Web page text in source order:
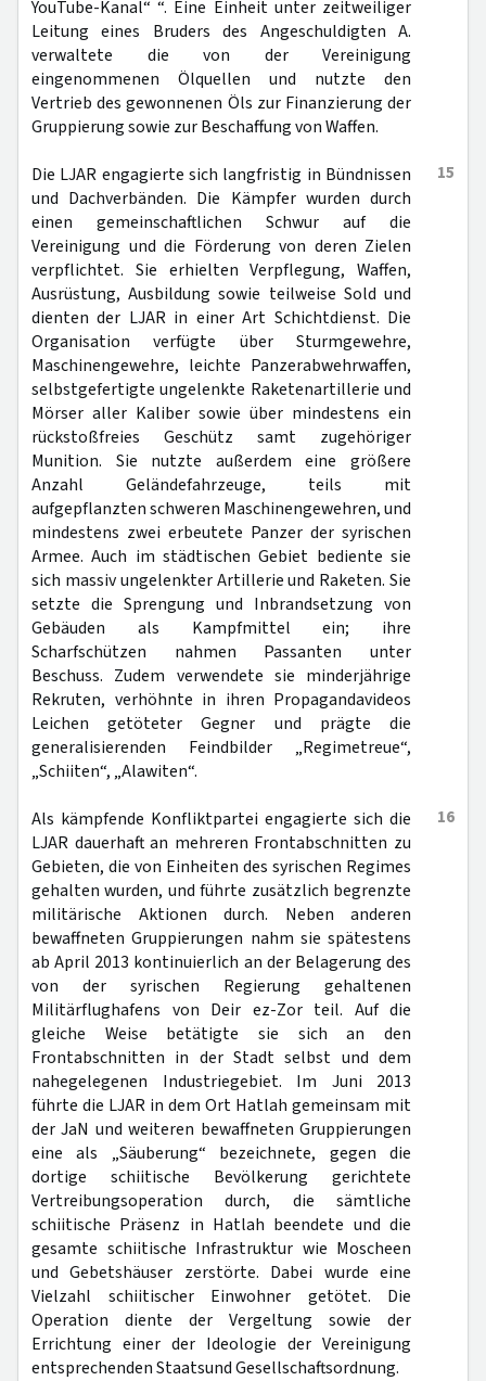
YouTube-Kanal“ “. Eine Einheit unter zeitweiliger
Leitung eines Bruders des Angeschuldigten A.
verwaltete die von der Vereinigung
eingenommenen Ölquellen und nutzte den
Vertrieb des gewonnenen Öls zur Finanzierung der
Gruppierung sowie zur Beschaffung von Waffen.
15
Die LJAR engagierte sich langfristig in Bündnissen
und Dachverbänden. Die Kämpfer wurden durch
einen gemeinschaftlichen Schwur auf die
Vereinigung und die Förderung von deren Zielen
verpflichtet. Sie erhielten Verpflegung, Waffen,
Ausrüstung, Ausbildung sowie teilweise Sold und
dienten der LJAR in einer Art Schichtdienst. Die
Organisation verfügte über Sturmgewehre,
Maschinengewehre, leichte Panzerabwehrwaffen,
selbstgefertigte ungelenkte Raketenartillerie und
Mörser aller Kaliber sowie über mindestens ein
rückstoßfreies Geschütz samt zugehöriger
Munition. Sie nutzte außerdem eine größere
Anzahl Geländefahrzeuge, teils mit
aufgepflanzten schweren Maschinengewehren, und
mindestens zwei erbeutete Panzer der syrischen
Armee. Auch im städtischen Gebiet bediente sie
sich massiv ungelenkter Artillerie und Raketen. Sie
setzte die Sprengung und Inbrandsetzung von
Gebäuden als Kampfmittel ein; ihre
Scharfschützen nahmen Passanten unter
Beschuss. Zudem verwendete sie minderjährige
Rekruten, verhöhnte in ihren Propagandavideos
Leichen getöteter Gegner und prägte die
generalisierenden Feindbilder „Regimetreue“,
„Schiiten“, „Alawiten“.
16
Als kämpfende Konfliktpartei engagierte sich die
LJAR dauerhaft an mehreren Frontabschnitten zu
Gebieten, die von Einheiten des syrischen Regimes
gehalten wurden, und führte zusätzlich begrenzte
militärische Aktionen durch. Neben anderen
bewaffneten Gruppierungen nahm sie spätestens
ab April 2013 kontinuierlich an der Belagerung des
von der syrischen Regierung gehaltenen
Militärflughafens von Deir ez-Zor teil. Auf die
gleiche Weise betätigte sie sich an den
Frontabschnitten in der Stadt selbst und dem
nahegelegenen Industriegebiet. Im Juni 2013
führte die LJAR in dem Ort Hatlah gemeinsam mit
der JaN und weiteren bewaffneten Gruppierungen
eine als „Säuberung“ bezeichnete, gegen die
dortige schiitische Bevölkerung gerichtete
Vertreibungsoperation durch, die sämtliche
schiitische Präsenz in Hatlah beendete und die
gesamte schiitische Infrastruktur wie Moscheen
und Gebetshäuser zerstörte. Dabei wurde eine
Vielzahl schiitischer Einwohner getötet. Die
Operation diente der Vergeltung sowie der
Errichtung einer der Ideologie der Vereinigung
entsprechenden Staatsund Gesellschaftsordnung.